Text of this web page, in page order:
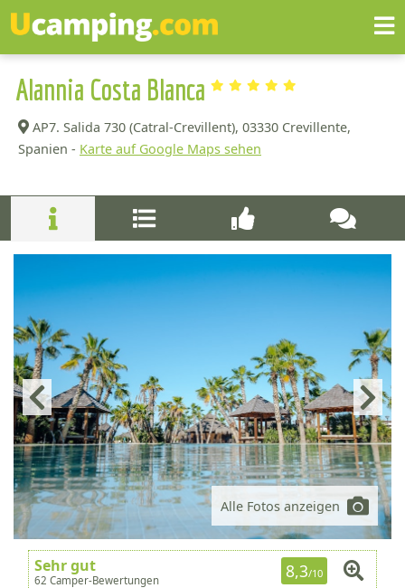
Alannia Costa Blanca
AP7. Salida 730 (Catral-Crevillent), 03330 Crevillente,
Spanien - Karte auf Google Maps sehen
Alle Fotos anzeigen
Sehr gut
62 Camper-Bewertungen 8,3/10